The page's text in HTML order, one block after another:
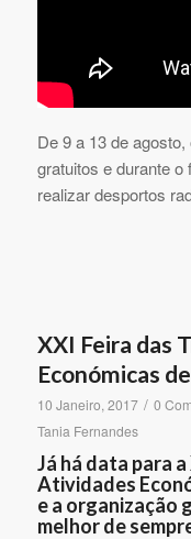
De 9 a 13 de
gratuitos e durante o
realizar desportos
XXI Feira das
Económicas
10 Janeiro, 2017 / 0
Tania Fernandes
Já há data para
Atividades
e a organização
melhor de